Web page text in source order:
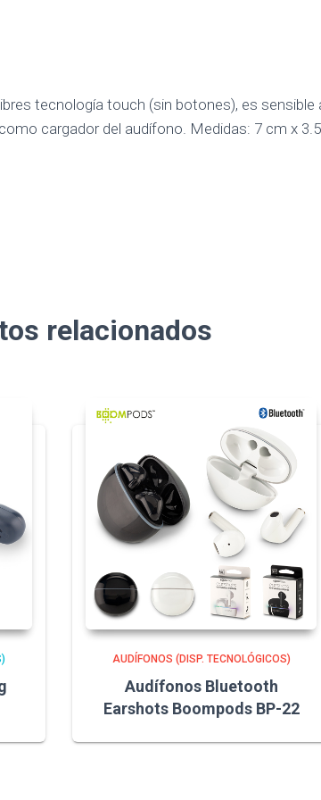
tecnología touch (sin botones), es sensible
cargador del audífono. Medidas: 7 cm x
relacionados
AUDÍFONOS (DISP. TECNOLÓGICOS)
Audífonos Bluetooth
Earshots Boompods BP-22